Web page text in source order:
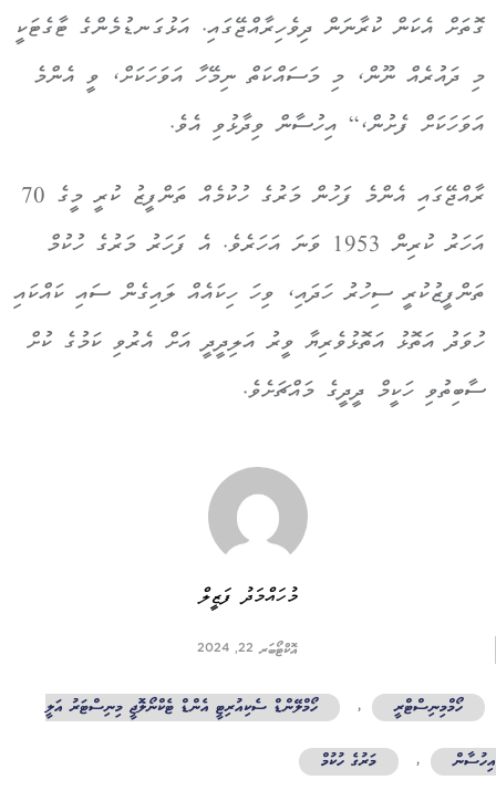
ގޮތަށް އެކަން ކުރާނަން ދިވެހިރާއްޖޭގައި. އަޅުގަނޑުމެންގެ ޓާގެޓަކީ
މި ދައުރެއް ނޫން، މި މަސައްކަތް ނިމޭހާ އަވަހަކަށް، ވީ އެންމެ
އަވަހަކަށް ފެށުން،“ އިހުސާން ވިދާޅުވި އެވެ.
ރާއްޖޭގައި އެންމެ ފަހުން މަރުގެ ހުކުމެއް ތަންފީޒު ކުރީ މީގެ 70
އަހަރު ކުރިން 1953 ވަނަ އަހަރެވެ. އެ ފަހަރު މަރުގެ ހުކުމް
ތަންފީޒުކުރީ ސިހުރު ހަދައި، ވިހަ ހިކައެއް ލައިގެން ސައި ކައްކައި
ހުވަދު އަތޮޅު އަތޮޅުވެރިޔާ ވީރު އަލިދީދީ އަށް އެރުވި ކަމުގެ ކުށް
ސާބިތުވި ހަކީމް ދީދީގެ މައްޗަށެވެ.
މުހައްމަދު ފަޒީލް
އޮކްޓޯބަރ 22, 2024
ހޯމްމިނިސްޓްރީ , ހޯމްލޭންޑް ސެކިއުރިޓީ އެންޑް ޓެކްނޯލޮޖީ މިނިސްޓަރު އަލީ
, މަރުގެ ހުކުމް